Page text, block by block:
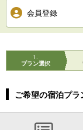
会員登録
1
プラン選択
ご希望の宿泊プラ